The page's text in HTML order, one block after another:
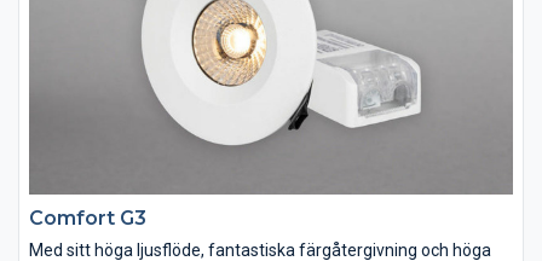
Comfort G3
Med sitt höga ljusflöde, fantastiska färgåtergivning och höga